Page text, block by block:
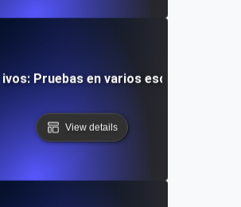
Pruebas en varios escenarios
View details